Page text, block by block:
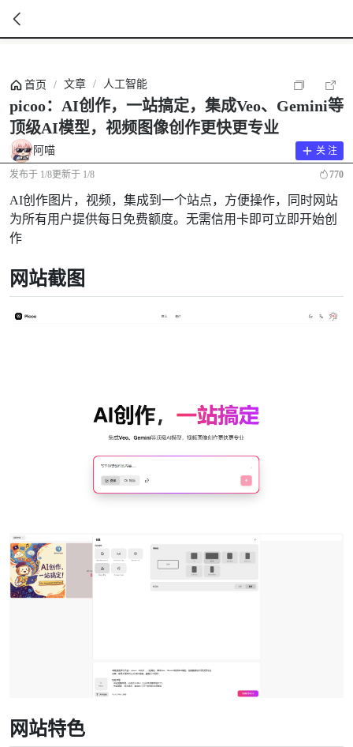
首页 / 文章 / 人工智能
picoo：AI创作，一站搞定，集成Veo、Gemini等
顶级AI模型，视频图像创作更快更专业
阿喵 关 注
发布于 1/8更新于 1/8 770
AI创作图片，视频，集成到一个站点，方便操作，同时网站
为所有用户提供每日免费额度。无需信用卡即可立即开始创
作
网站截图
网站特色